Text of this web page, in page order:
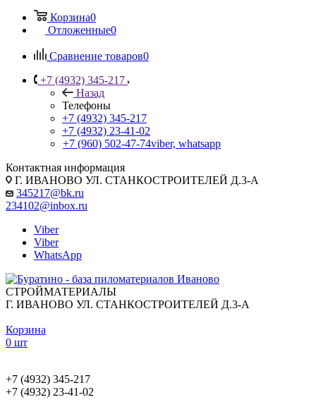
Корзина0
Отложенные0
Сравнение товаров0
+7 (4932) 345-217
Назад
Телефоны
+7 (4932) 345-217
+7 (4932) 23-41-02
+7 (960) 502-47-74viber, whatsapp
Контактная информация
Г. ИВАНОВО УЛ. СТАНКОСТРОИТЕЛЕЙ Д.3-А
345217@bk.ru
234102@inbox.ru
Viber
Viber
WhatsApp
СТРОЙМАТЕРИАЛЫ
Г. ИВАНОВО УЛ. СТАНКОСТРОИТЕЛЕЙ Д.3-А
Корзина
0 шт
+7 (4932) 345-217
+7 (4932) 23-41-02